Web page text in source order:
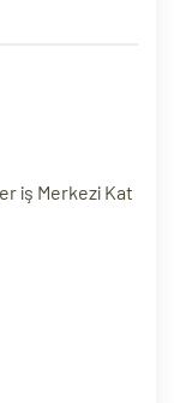
iş Merkezi Kat